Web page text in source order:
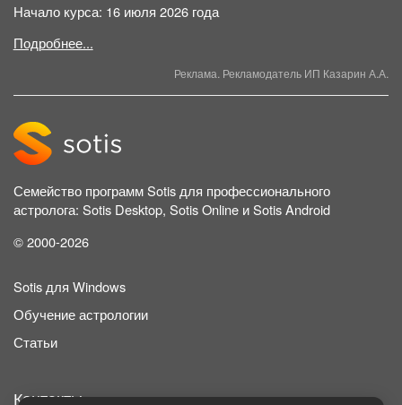
Начало курса: 16 июля 2026 года
Подробнее...
Реклама. Рекламодатель ИП Казарин А.А.
Семейство программ Sotis для профессионального
астролога: Sotis Desktop, Sotis Online и Sotis Android
© 2000-2026
Sotis для Windows
Обучение астрологии
Статьи
Контакты